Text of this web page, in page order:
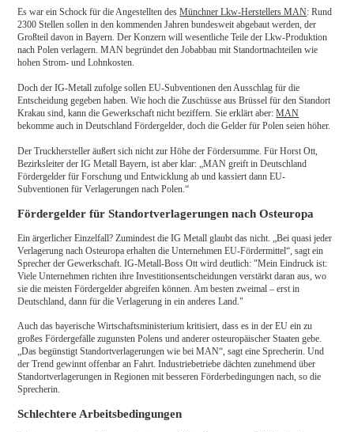
Es war ein Schock für die Angestellten desMünchner Lkw-Herstellers MAN: Rund
2300 Stellen sollen in den kommenden Jahren bundesweit abgebaut werden, der
Großteil davon in Bayern. Der Konzern will wesentliche Teile der Lkw-Produktion
nach Polen verlagern. MAN begründet den Jobabbau mit Standortnachteilen wie
hohen Strom- und Lohnkosten.
Doch der IG-Metall zufolge sollen EU-Subventionen den Ausschlag für die
Entscheidung gegeben haben. Wie hoch die Zuschüsse aus Brüssel für den Standort
Krakau sind, kann die Gewerkschaft nicht beziffern. Sie erklärt aber:MAN
bekomme auch in Deutschland Fördergelder, doch die Gelder für Polen seien höher.
Der Truckhersteller äußert sich nicht zur Höhe der Fördersumme. Für Horst Ott,
Bezirksleiter der IG Metall Bayern, ist aber klar: „MAN greift in Deutschland
Fördergelder für Forschung und Entwicklung ab und kassiert dann EU-
Subventionen für Verlagerungen nach Polen.“
Fördergelder für Standortverlagerungen nach Osteuropa
Ein ärgerlicher Einzelfall? Zumindest die IG Metall glaubt das nicht. „Bei quasi jeder
Verlagerung nach Osteuropa erhalten die Unternehmen EU-Fördermittel“, sagt ein
Sprecher der Gewerkschaft. IG-Metall-Boss Ott wird deutlich: "Mein Eindruck ist:
Viele Unternehmen richten ihre Investitionsentscheidungen verstärkt daran aus, wo
sie die meisten Fördergelder abgreifen können. Am besten zweimal – erst in
Deutschland, dann für die Verlagerung in ein anderes Land."
Auch das bayerische Wirtschaftsministerium kritisiert, dass es in der EU ein zu
großes Fördergefälle zugunsten Polens und anderer osteuropäischer Staaten gebe.
„Das begünstigt Standortverlagerungen wie bei MAN“, sagt eine Sprecherin. Und
der Trend gewinnt offenbar an Fahrt. Industriebetriebe dächten zunehmend über
Standortverlagerungen in Regionen mit besseren Förderbedingungen nach, so die
Sprecherin.
Schlechtere Arbeitsbedingungen